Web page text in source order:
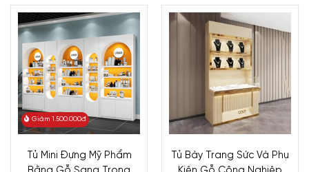
Giảm 1.500.000đ
Tủ Mini Đựng Mỹ Phẩm
Tủ Bày Trang Sức Và Phụ